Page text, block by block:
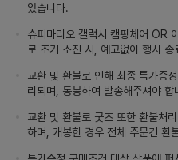
있습니다.
슈퍼마리오 갤럭시 캠핑체어 OR
로 조기 소진 시, 예고없이 행사 종
교환 및 환불로 인해 최종 특가증
리되며, 동봉하여 발송해주셔야 합
교환 및 환불로 굿즈 또한 환불처
하며, 개봉한 경우 전체 주문건 환